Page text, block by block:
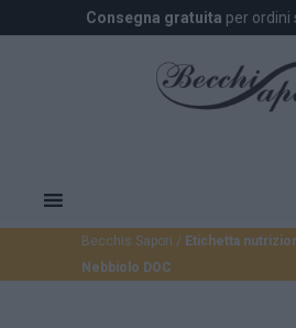
Consegna gratuita per ordini
Becchis Sapori / Etichetta
Nebbiolo DOC